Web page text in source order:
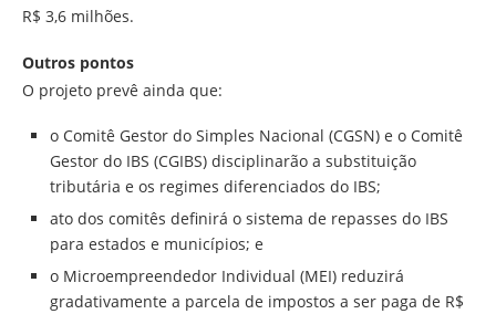
R$ 3,6 milhões.
Outros pontos
O projeto prevê ainda que:
o Comitê Gestor do Simples Nacional (CGSN) e o Comitê
Gestor do IBS (CGIBS) disciplinarão a substituição
tributária e os regimes diferenciados do IBS;
ato dos comitês definirá o sistema de repasses do IBS
para estados e municípios; e
o Microempreendedor Individual (MEI) reduzirá
gradativamente a parcela de impostos a ser paga de R$